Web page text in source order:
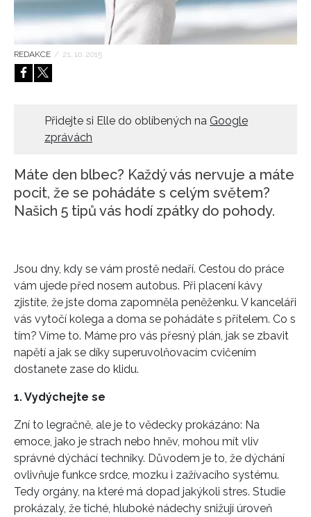
HOME
REDAKCE / 21. 10. 2015
Přidejte si Elle do oblíbených na Google
zprávách
Máte den blbec? Každý vás nervuje a máte
pocit, že se pohádáte s celým světem?
Našich 5 tipů vás hodí zpátky do pohody.
Jsou dny, kdy se vám prostě nedaří. Cestou do práce
vám ujede před nosem autobus. Při placení kávy
zjistíte, že jste doma zapomněla peněženku. V kanceláři
vás vytočí kolega a doma se pohádáte s přítelem. Co s
tím? Víme to. Máme pro vás přesný plán, jak se zbavit
napětí a jak se díky superuvolňovacím cvičením
dostanete zase do klidu.
1. Vydýchejte se
Zní to legračně, ale je to vědecky prokázáno: Na
emoce, jako je strach nebo hněv, mohou mít vliv
správné dýchácí techniky. Důvodem je to, že dýchání
ovlivňuje funkce srdce, mozku i zažívacího systému.
Tedy orgány, na které má dopad jakýkoli stres. Studie
prokázaly, že tiché, hluboké nádechy snižují úroveň